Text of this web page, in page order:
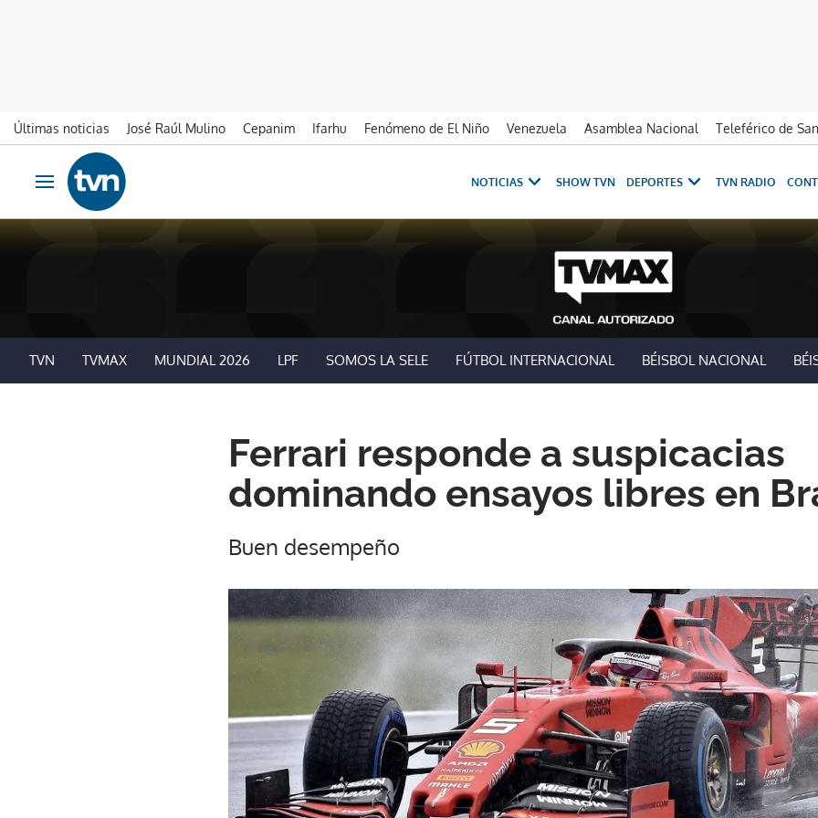
Últimas noticias José Raúl Mulino Cepanim Ifarhu Fenómeno de El Niño Venezuela Asamblea Nacional
Teleférico de
Ir al contenido
Obrir navegació
NOTICIAS SHOW TVN DEPORTES TVN RADIO
TVN TVMAX MUNDIAL 2026 LPF SOMOS LA SELE FÚTBOL INTERNACIONAL BÉISBOL NACIONAL
Ferrari responde a suspicacias
dominando ensayos libres en
Buen desempeño